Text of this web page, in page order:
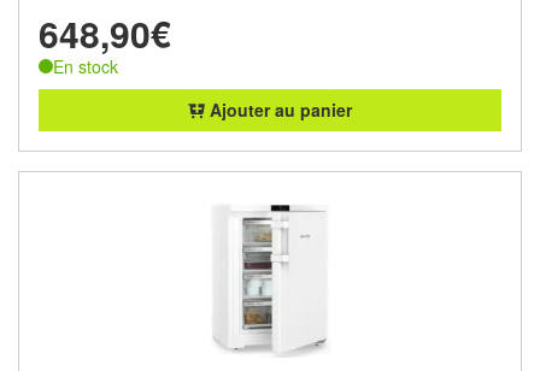
648,90€
En stock
Ajouter au panier